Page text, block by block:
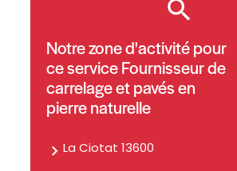
Notre zone d'activité pour
ce service Fournisseur de
carrelage et pavés en
pierre naturelle
La Ciotat 13600